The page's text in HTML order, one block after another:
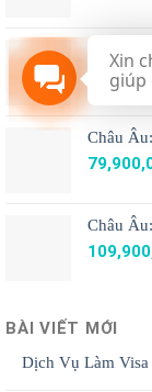
Châu
M1)
Châu
Châu
BÀI VIẾT MỚI
Dịch Vụ Làm Visa
Xin
giúp